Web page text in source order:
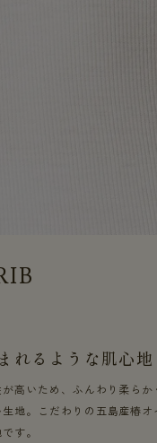
れるような肌心地
が高いため、ふんわり柔ら
地。こだわりの五島産椿
す。